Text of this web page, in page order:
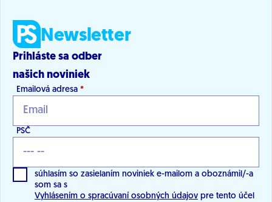
Newsletter
Prihláste sa odber
našich noviniek
Emailová adresa *
PSČ
súhlasím so zasielaním noviniek e-mailom a oboznámil/-a
som sa s
Vyhlásením o spracúvaní osobných údajov pre tento účel